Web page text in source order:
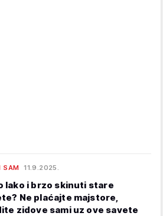
SAM 11.9.2025.
lako i brzo skinuti stare
Ne plaćajte majstore,
zidove sami uz ove savete